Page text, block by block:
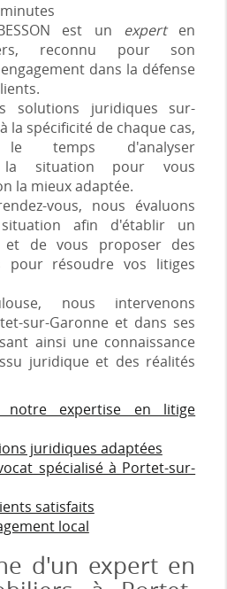
BESSON est un experten
reconnu pour son
dans la défense
solutions juridiques sur-
la spécificité de chaque cas,
temps d'analyser
la situation pour vous
la mieux adaptée.
vous, nous évaluons
afin d'établir un
et de vous proposer des
pour résoudre vos litiges
nous intervenons
sur-Garonne et dans ses
ainsi une connaissance
juridique et des réalités
notre expertise en litige
juridiques adaptées
spécialisé à Portet-sur-
satisfaits
local
d'un expert en